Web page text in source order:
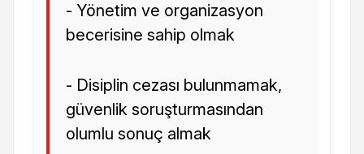
- Yönetim ve organizasyon
becerisine sahip olmak
- Disiplin cezası bulunmamak,
güvenlik soruşturmasından
olumlu sonuç almak